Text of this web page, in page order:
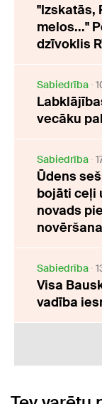
"Izskatās,
melos..."
dzīvoklis
Sabiedrība
vecāku
Sabiedrība
Ūdens
bojāti ceļi
novads
Sabiedrība
Visa
vadība